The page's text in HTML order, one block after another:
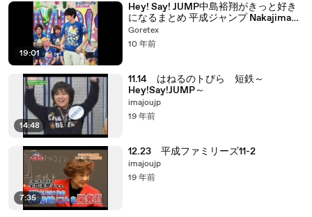
19:01
Hey! Say! JUMP中島裕翔がきっと好き
になるまとめ 平成ジャンプ Nakajima
Yuto
Goretex
10 年前
14:48
11.14 はねるのトびら 短鉄～
Hey!Say!JUMP～
imajoujp
19 年前
7:35
12.23 平成ファミリーズ11-2
imajoujp
19 年前